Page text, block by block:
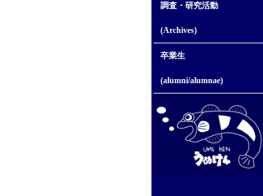
調査・研究活動
(Archives)
卒業生
(alumni/alumnae)